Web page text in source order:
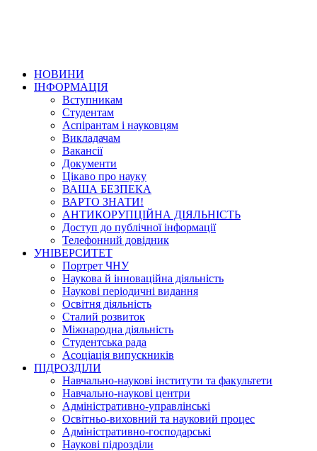
НОВИНИ
ІНФОРМАЦІЯ
Вступникам
Студентам
Аспірантам і науковцям
Викладачам
Вакансії
Документи
Цікаво про науку
ВАША БЕЗПЕКА
ВАРТО ЗНАТИ!
АНТИКОРУПЦІЙНА ДІЯЛЬНІСТЬ
Доступ до публічної інформації
Телефонний довідник
УНІВЕРСИТЕТ
Портрет ЧНУ
Наукова й інноваційна діяльність
Наукові періодичні видання
Освітня діяльність
Сталий розвиток
Міжнародна діяльність
Студентська рада
Асоціація випускників
ПІДРОЗДІЛИ
Навчально-наукові інститути та факультети
Навчально-наукові центри
Адміністративно-управлінські
Освітньо-виховний та науковий процес
Адміністративно-господарські
Наукові підрозділи